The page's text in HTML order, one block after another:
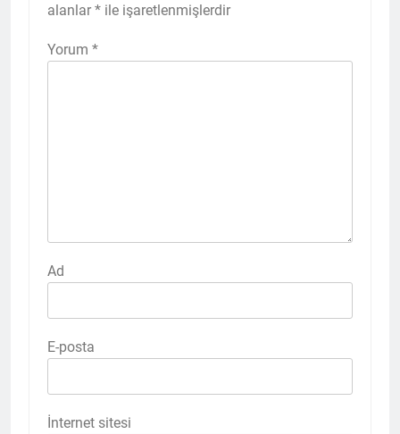
alanlar * ile işaretlenmişlerdir
Yorum *
Ad
E-posta
İnternet sitesi